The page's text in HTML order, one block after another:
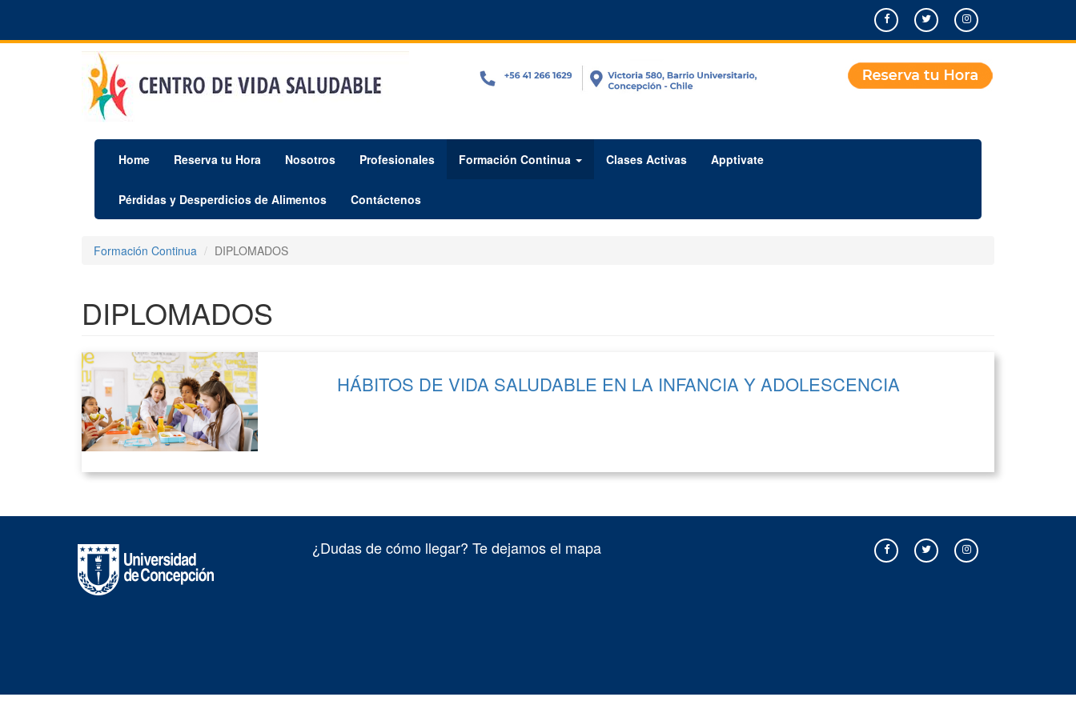
contenido
Home Reserva tu Hora Nosotros Profesionales Formación Continua Clases Activas Apptivate
Pérdidas y Desperdicios de Alimentos Contáctenos
Formación Continua DIPLOMADOS
DIPLOMADOS
HÁBITOS DE VIDA SALUDABLE EN LA INFANCIA Y ADOLESCENCIA
¿Dudas de cómo llegar? Te dejamos el mapa